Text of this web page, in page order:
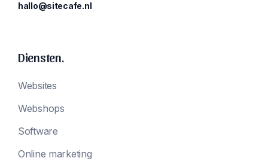
hallo@sitecafe.nl
Diensten.
Websites
Webshops
Software
Online marketing